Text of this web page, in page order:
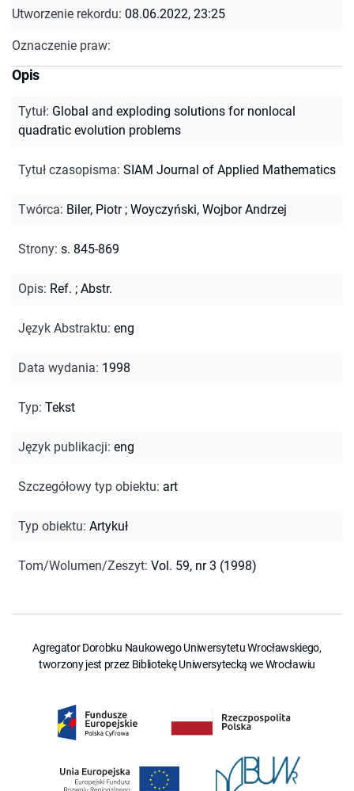
Utworzenie rekordu: 08.06.2022, 23:25
Oznaczenie praw:
Opis
Tytuł: Global and exploding solutions for nonlocal
quadratic evolution problems
Tytuł czasopisma: SIAM Journal of Applied Mathematics
Twórca: Biler, Piotr; Woyczyński, Wojbor Andrzej
Strony: s. 845-869
Opis: Ref. ; Abstr.
Język Abstraktu: eng
Data wydania: 1998
Typ: Tekst
Język publikacji: eng
Szczegółowy typ obiektu: art
Typ obiektu: Artykuł
Tom/Wolumen/Zeszyt: Vol. 59, nr 3 (1998)
Agregator Dorobku Naukowego Uniwersytetu Wrocławskiego,
tworzony jest przez Bibliotekę Uniwersytecką we Wrocławiu